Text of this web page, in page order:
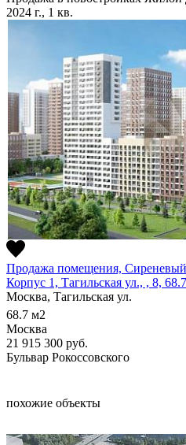
2024 г., 1 кв.
Продажа помещения,
Корпус 1, Тагильская ул., , 8,
Москва, Тагильская ул.
68.7 м2
Москва
21 915 300 руб.
Бульвар Рокоссовского
похожие объекты